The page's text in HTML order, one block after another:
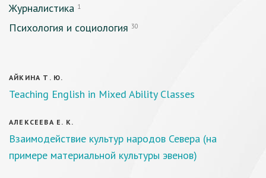
Журналистика 1
Психология и социология 30
АЙКИНА Т. Ю.
Teaching English in Mixed Ability Classes
АЛЕКСЕЕВА Е. К.
Взаимодействие культур народов Севера (на
примере материальной культуры эвенов)